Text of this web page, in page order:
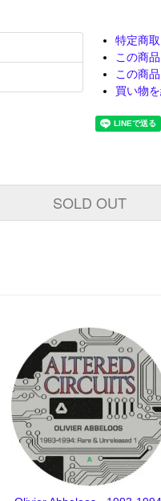
特定商
この商
この商
買い物
SOLD OUT